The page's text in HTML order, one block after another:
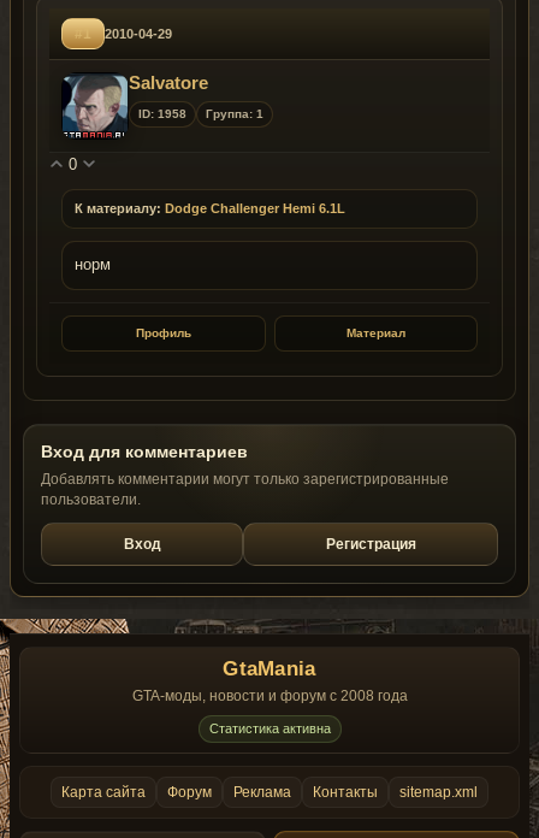
#1 2010-04-29
Salvatore
ID: 1958 Группа: 1
0
К материалу: Dodge Challenger Hemi 6.1L
норм
Профиль Материал
Вход для комментариев
Добавлять комментарии могут только зарегистрированные
пользователи.
Вход Регистрация
GtaMania
GTA-моды, новости и форум с 2008 года
Статистика активна
Карта сайта Форум Реклама Контакты sitemap.xml